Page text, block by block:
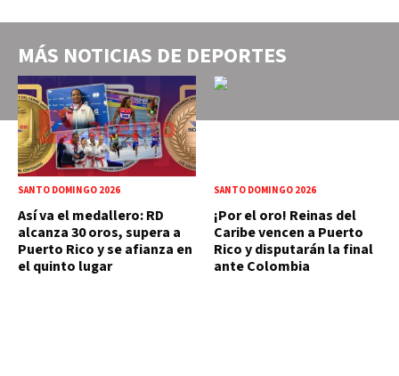
MÁS NOTICIAS DE DEPORTES
SANTO DOMINGO 2026
Así va el medallero: RD
alcanza 30 oros, supera a
Puerto Rico y se afianza en
el quinto lugar
SANTO DOMINGO 2026
¡Por el oro! Reinas del
Caribe vencen a Puerto
Rico y disputarán la final
ante Colombia